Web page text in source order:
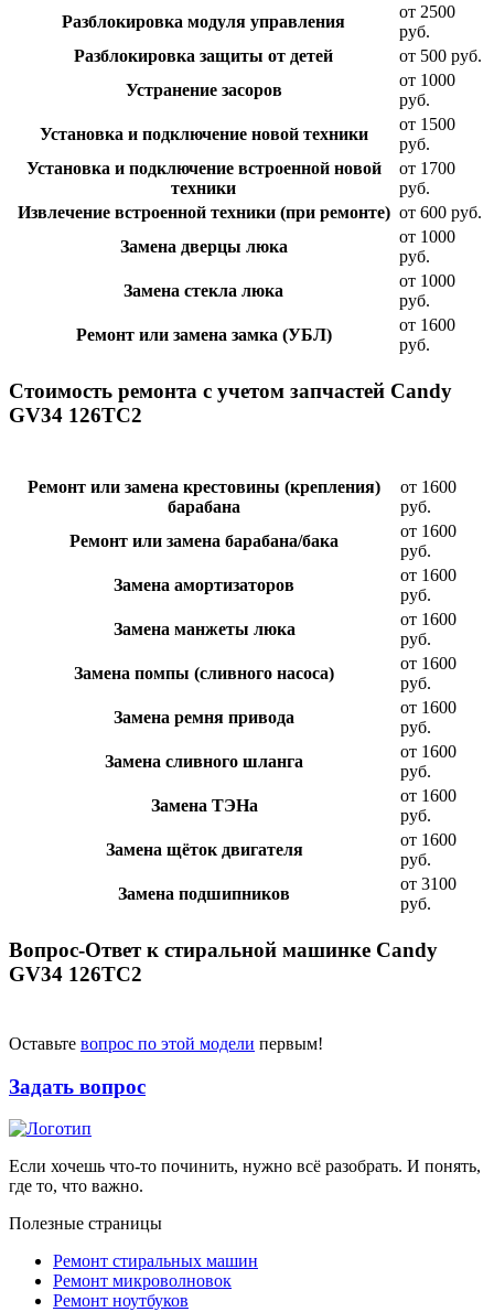
Разблокировка модуля управления
от 2500
руб.
Разблокировка защиты от детей
от 500 руб.
Устранение засоров
от 1000
руб.
Установка и подключение новой техники
от 1500
руб.
Установка и подключение встроенной новой
техники
от 1700
руб.
Извлечение встроенной техники (при ремонте) от 600 руб.
Замена дверцы люка
от 1000
руб.
Замена стекла люка
от 1000
руб.
Ремонт или замена замка (УБЛ)
от 1600
руб.
Стоимость ремонта с учетом запчастей Candy
GV34 126TC2
Ремонт или замена крестовины (крепления)
барабана
от 1600
руб.
Ремонт или замена барабана/бака
от 1600
руб.
Замена амортизаторов
от 1600
руб.
Замена манжеты люка
от 1600
руб.
Замена помпы (сливного насоса)
от 1600
руб.
Замена ремня привода
от 1600
руб.
Замена сливного шланга
от 1600
руб.
Замена ТЭНа
от 1600
руб.
Замена щёток двигателя
от 1600
руб.
Замена подшипников
от 3100
руб.
Вопрос-Ответ к стиральной машинке Candy
GV34 126TC2
Оставьте вопрос по этой модели первым!
Задать вопрос
Если хочешь что-то починить, нужно всё разобрать. И понять,
где то, что важно.
Полезные страницы
Ремонт стиральных машин
Ремонт микроволновок
Ремонт ноутбуков